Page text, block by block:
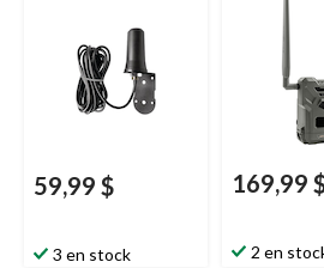
59,99 $
3 en stock
169,99
2 en